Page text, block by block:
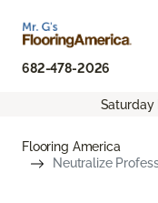
682-478-2026
Saturday
Flooring America
Neutralize